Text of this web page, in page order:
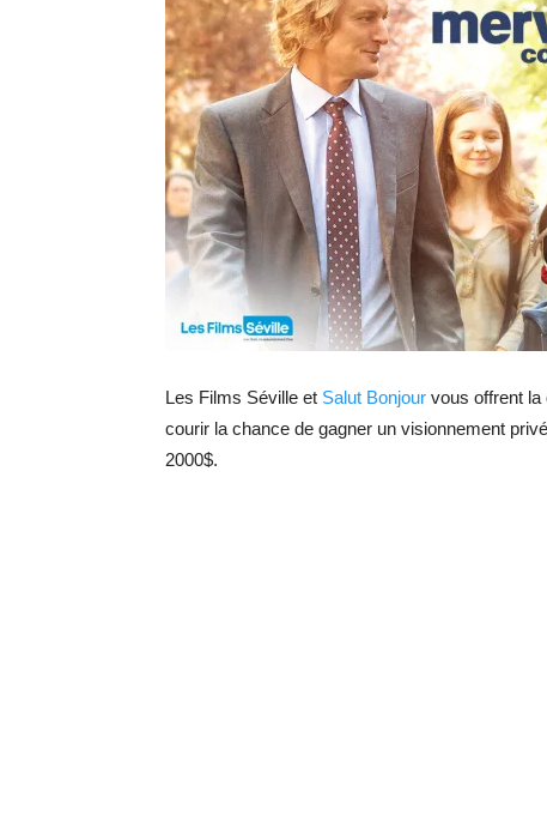
Les Films Séville et Salut Bonjour vous offrent la
courir la chance de gagner un visionnement
2000$.